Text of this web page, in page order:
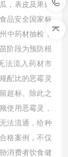
，表皮及果肉
品安全国家标
中药材抽检，
阶段为预防根
法流入药材市
配比的恶霉灵
超标。除此之
使用恶霉灵，
法流通，给种
格案例，不仅
消费者饮食健